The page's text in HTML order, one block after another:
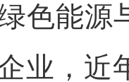
色能源
业，近